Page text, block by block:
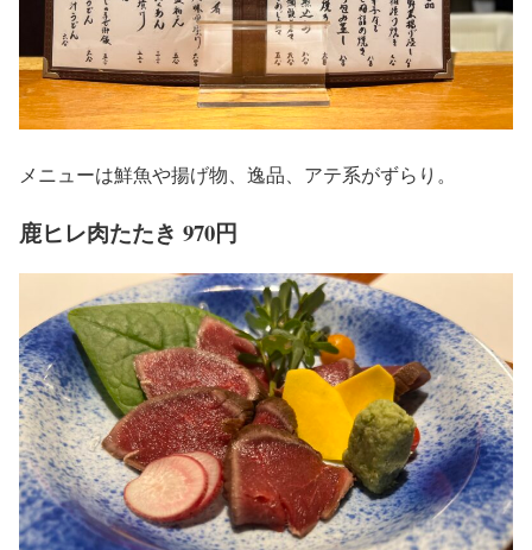
メニューは鮮魚や揚げ物、逸品、アテ系がずらり。
鹿ヒレ肉たたき 970円